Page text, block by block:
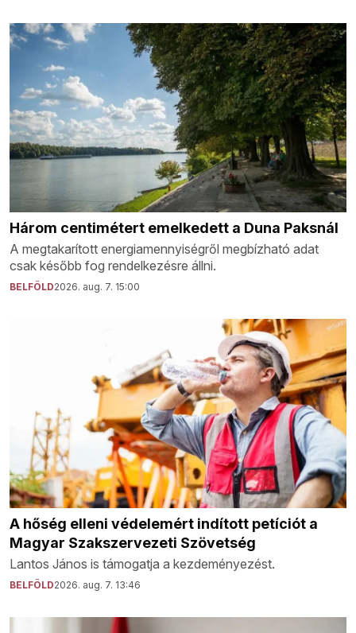
Három centimétert emelkedett a Duna Paksnál
A megtakarított energiamennyiségről megbízható adat
csak később fog rendelkezésre állni.
BELFÖLD2026. aug. 7. 15:00
A hőség elleni védelemért indított petíciót a
Magyar Szakszervezeti Szövetség
Lantos János is támogatja a kezdeményezést.
BELFÖLD2026. aug. 7. 13:46